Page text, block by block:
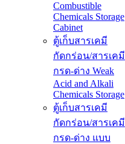
Combustible
Chemicals Storage
Cabinet
ตู้เก็บสารเคมี
กัดกร่อน/สารเคมี
กรด-ด่าง Weak
Acid and Alkali
Chemicals Storage
ตู้เก็บสารเคมี
กัดกร่อน/สารเคมี
กรด-ด่าง แบบ